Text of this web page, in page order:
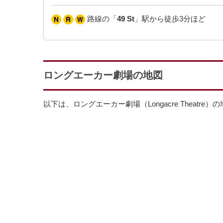
路線の「49 St 」駅から徒歩3分ほど
ロングエーカー劇場の地図
以下は、ロングエーカー劇場（Longacre Theatre）の